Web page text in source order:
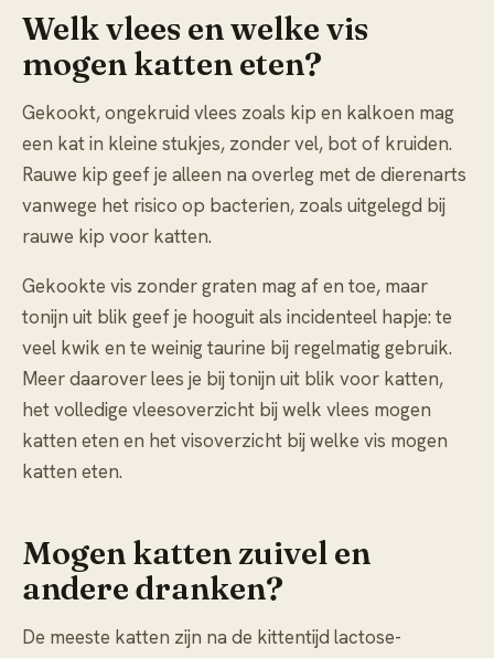
Welk vlees en welke vis
mogen katten eten?
Gekookt, ongekruid vlees zoals kip en kalkoen mag
een kat in kleine stukjes, zonder vel, bot of kruiden.
Rauwe kip geef je alleen na overleg met de dierenarts
vanwege het risico op bacterien, zoals uitgelegd bij
rauwe kip voor katten.
Gekookte vis zonder graten mag af en toe, maar
tonijn uit blik geef je hooguit als incidenteel hapje: te
veel kwik en te weinig taurine bij regelmatig gebruik.
Meer daarover lees je bij tonijn uit blik voor katten,
het volledige vleesoverzicht bij welk vlees mogen
katten eten en het visoverzicht bij welke vis mogen
katten eten.
Mogen katten zuivel en
andere dranken?
De meeste katten zijn na de kittentijd lactose-